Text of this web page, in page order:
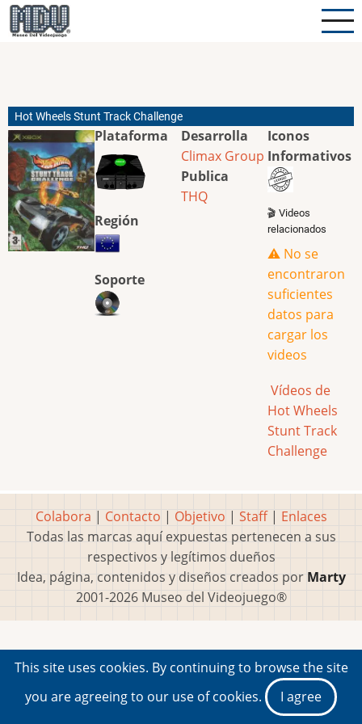
Pasar
al
Hot Wheels Stunt Track Challenge
Plataforma
Región
Soporte
Desarrolla
Climax Group
Publica
THQ
Iconos
Informativos
🎬 Videos
relacionados
⚠️ No se
encontraron
suficientes
datos para
cargar los
videos
Vídeos de
Hot Wheels
Stunt Track
Challenge
Colabora | Contacto | Objetivo | Staff| Enlaces
Todas las marcas aquí expuestas pertenecen a sus
respectivos y legítimos dueños
Idea, página, contenidos y diseños creados por Marty
2001-2026 Museo del Videojuego®
This site uses cookies. By continuing to browse the site
you are agreeing to our use of cookies.
I agree